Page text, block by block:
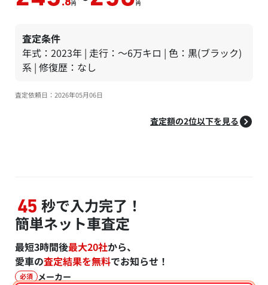
.8円 円
査定条件
年式：2023年 | 走行：～6万キロ | 色：黒(ブラック)
系 | 修復歴：なし
査定依頼日：2026年05月06日
査定額の2位以下を見る
45 秒で入力完了！
簡単ネット車査定
最短3時間後最大20社から、
愛車の査定結果を無料でお知らせ！
必須 メーカー